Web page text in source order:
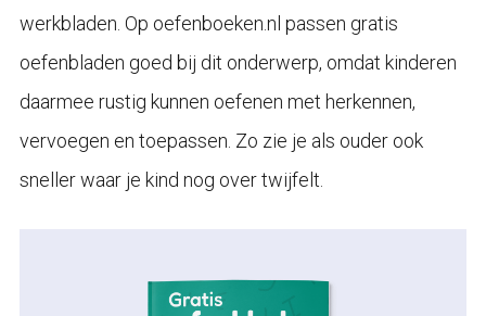
werkbladen. Op oefenboeken.nl passen gratis
oefenbladen goed bij dit onderwerp, omdat kinderen
daarmee rustig kunnen oefenen met herkennen,
vervoegen en toepassen. Zo zie je als ouder ook
sneller waar je kind nog over twijfelt.